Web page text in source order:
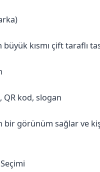
kısmı çift taraflı
kod, slogan
bir görünüm sağlar ve